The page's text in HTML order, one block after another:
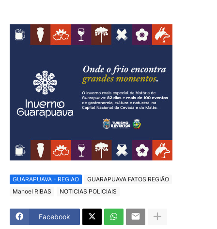
GUARAPUAVA - REGIAO
GUARAPUAVA FATOS REGIÃO
Manoel RIBAS
NOTICIAS POLICIAIS
Facebook